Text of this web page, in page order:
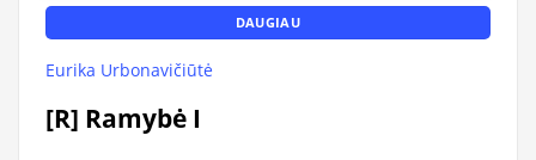
DAUGIAU
Eurika Urbonavičiūtė
[R] Ramybė I